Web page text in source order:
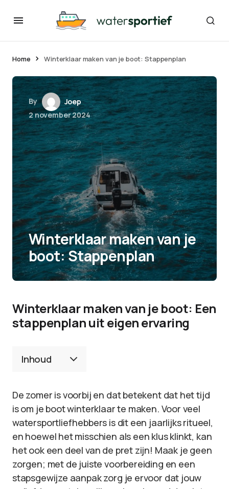
Home Winterklaar maken van je boot: Stappenplan
By
Joep
2 november 2024
Winterklaar maken van je
boot: Stappenplan
Winterklaar maken van je boot: Een
stappenplan uit eigen ervaring
Inhoud
De zomer is voorbij en dat betekent dat het tijd
is om je boot winterklaar te maken. Voor veel
watersportliefhebbers is dit een jaarlijks ritueel,
en hoewel het misschien als een klus klinkt, kan
het ook een deel van de pret zijn! Maak je geen
zorgen; met de juiste voorbereiding en een
stapsgewijze aanpak zorg je ervoor dat jouw